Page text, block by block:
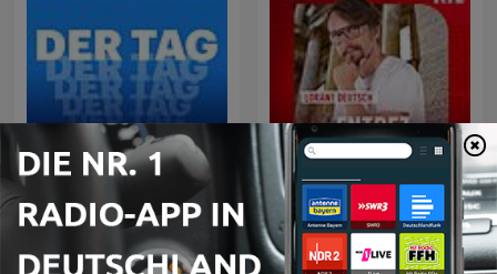
Der Tag Entrez dans l'Histoire